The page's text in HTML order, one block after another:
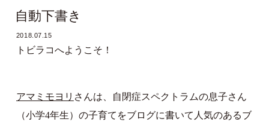
自動下書き
2018.07.15
トビラコへようこそ！
アマミモヨリ さんは、自閉症スペクトラムの息子さん
（小学4年生）の子育てをブログに書いて人気のあるブ